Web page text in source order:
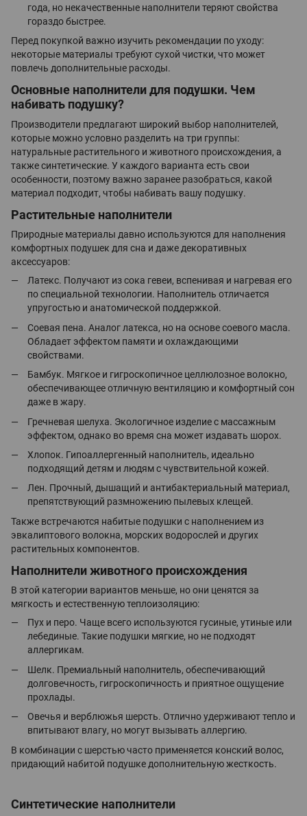
года, но некачественные наполнители теряют свойства
гораздо быстрее.
Перед покупкой важно изучить рекомендации по уходу:
некоторые материалы требуют сухой чистки, что может
повлечь дополнительные расходы.
Основные наполнители для подушки. Чем
набивать подушку?
Производители предлагают широкий выбор наполнителей,
которые можно условно разделить на три группы:
натуральные растительного и животного происхождения, а
также синтетические. У каждого варианта есть свои
особенности, поэтому важно заранее разобраться, какой
материал подходит, чтобы набивать вашу подушку.
Растительные наполнители
Природные материалы давно используются для наполнения
комфортных подушек для сна и даже декоративных
аксессуаров:
Латекс. Получают из сока гевеи, вспенивая и нагревая его
по специальной технологии. Наполнитель отличается
упругостью и анатомической поддержкой.
Соевая пена. Аналог латекса, но на основе соевого масла.
Обладает эффектом памяти и охлаждающими
свойствами.
Бамбук. Мягкое и гигроскопичное целлюлозное волокно,
обеспечивающее отличную вентиляцию и комфортный сон
даже в жару.
Гречневая шелуха. Экологичное изделие с массажным
эффектом, однако во время сна может издавать шорох.
Хлопок. Гипоаллергенный наполнитель, идеально
подходящий детям и людям с чувствительной кожей.
Лен. Прочный, дышащий и антибактериальный материал,
препятствующий размножению пылевых клещей.
Также встречаются набитые подушки с наполнением из
эвкалиптового волокна, морских водорослей и других
растительных компонентов.
Наполнители животного происхождения
В этой категории вариантов меньше, но они ценятся за
мягкость и естественную теплоизоляцию:
Пух и перо. Чаще всего используются гусиные, утиные или
лебединые. Такие подушки мягкие, но не подходят
аллергикам.
Шелк. Премиальный наполнитель, обеспечивающий
долговечность, гигроскопичность и приятное ощущение
прохлады.
Овечья и верблюжья шерсть. Отлично удерживают тепло и
впитывают влагу, но могут вызывать аллергию.
В комбинации с шерстью часто применяется конский волос,
придающий набитой подушке дополнительную жесткость.
Синтетические наполнители